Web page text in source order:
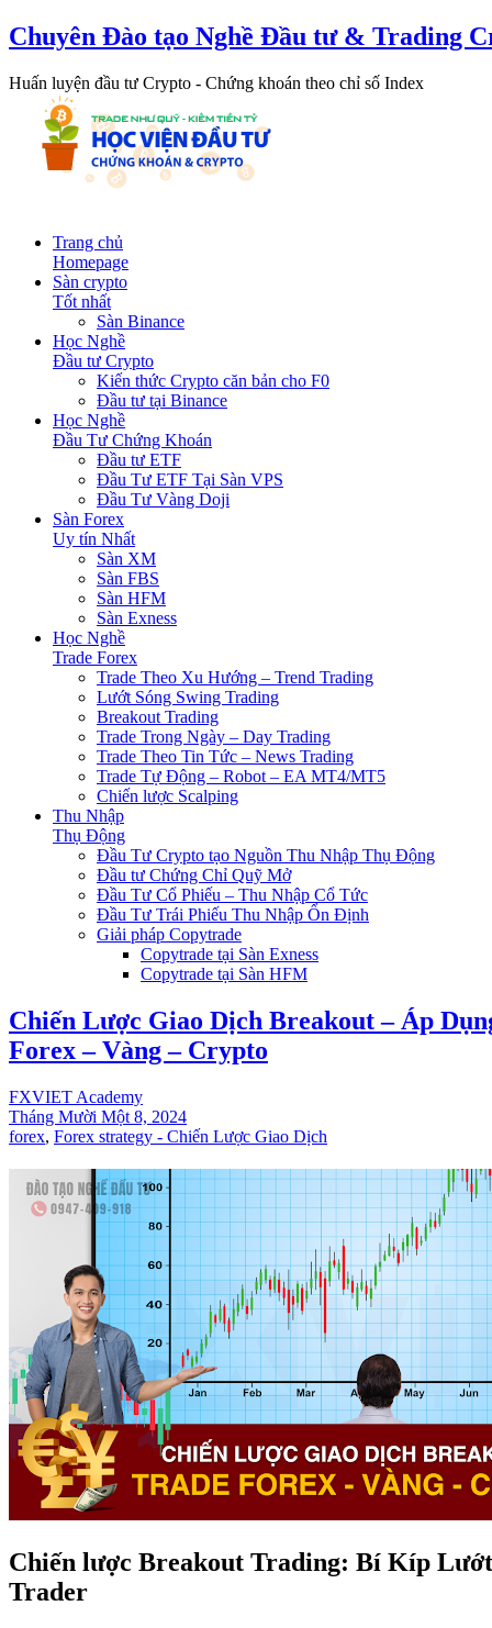
Chuyên Đào tạo Nghề Đầu tư & Trading
Huấn luyện đầu tư Crypto - Chứng khoán theo chỉ số Index
Trang chủ
Homepage
Sàn crypto
Tốt nhất
Sàn Binance
Học Nghề
Đầu tư Crypto
Kiến thức Crypto căn bản cho F0
Đầu tư tại Binance
Học Nghề
Đầu Tư Chứng Khoán
Đầu tư ETF
Đầu Tư ETF Tại Sàn VPS
Đầu Tư Vàng Doji
Sàn Forex
Uy tín Nhất
Sàn XM
Sàn FBS
Sàn HFM
Sàn Exness
Học Nghề
Trade Forex
Trade Theo Xu Hướng – Trend Trading
Lướt Sóng Swing Trading
Breakout Trading
Trade Trong Ngày – Day Trading
Trade Theo Tin Tức – News Trading
Trade Tự Động – Robot – EA MT4/MT5
Chiến lược Scalping
Thu Nhập
Thụ Động
Đầu Tư Crypto tạo Nguồn Thu Nhập Thụ Động
Đầu tư Chứng Chỉ Quỹ Mở
Đầu Tư Cổ Phiếu – Thu Nhập Cổ Tức
Đầu Tư Trái Phiếu Thu Nhập Ổn Định
Giải pháp Copytrade
Copytrade tại Sàn Exness
Copytrade tại Sàn HFM
Chiến Lược Giao Dịch Breakout – Áp
Forex – Vàng – Crypto
FXVIET Academy
Tháng Mười Một 8, 2024
forex, Forex strategy - Chiến Lược Giao Dịch
Chiến lược Breakout Trading: Bí Kíp Lướt
Trader